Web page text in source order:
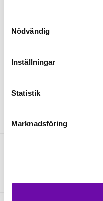
Nödvändig
Inställningar
Statistik
Marknadsföring
Beskrivning
Fråga om produkt